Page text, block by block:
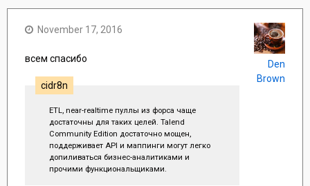
November 17, 2016
всем спасибо
cidr8n
ETL, near-realtime пуллы из форса чаще
достаточны для таких целей. Talend
Community Edition достаточно мощен,
поддерживает API и маппинги могут легко
допиливаться бизнес-аналитиками и
прочими функциональщиками.
Den
Brown